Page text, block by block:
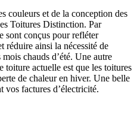
couleurs et de la conception des
Toitures Distinction. Par
sont conçus pour refléter
réduire ainsi la nécessité de
chauds d’été. Une autre
toiture actuelle est que les toitures
de chaleur en hiver. Une belle
vos factures d’électricité.